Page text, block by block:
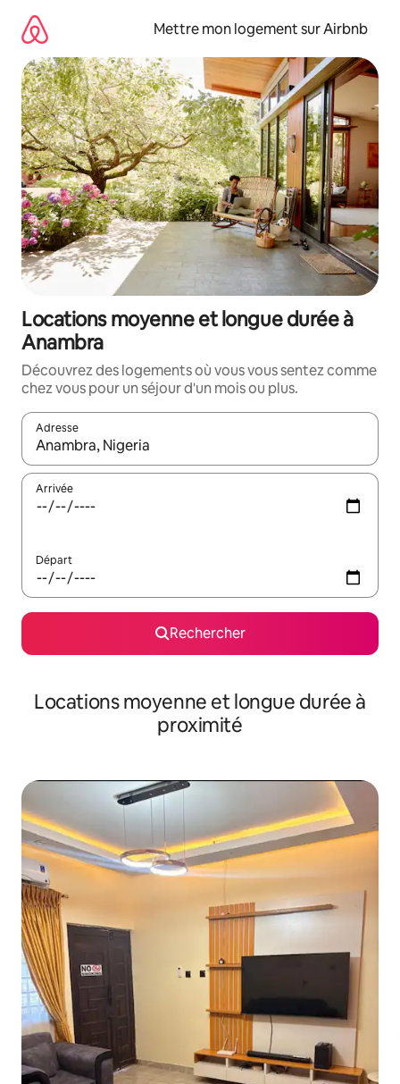
directement
contenu
Mettre mon logement sur Airbnb
Locations moyenne et longue durée à
Anambra
Découvrez des logements où vous vous sentez comme
chez vous pour un séjour d'un mois ou plus.
Adresse
Lorsque les résultats s'affichent, utilisez les flèches vers le
Arrivée
Départ
Rechercher
Locations moyenne et longue durée à
proximité